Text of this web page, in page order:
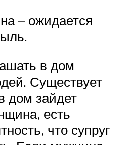
– ожидается
в дом
Существует
дом зайдет
есть
что супруг